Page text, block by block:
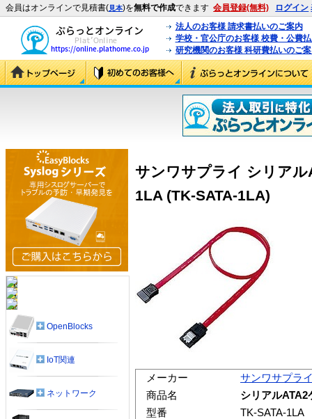
会員はオンラインで見積書(見本)を無料で作成できます 会員登録(無料) ログイン
法人のお客様 請求書払いのご案内
学校・官公庁のお客様 校費・公費
研究機関のお客様 科研費払いのご
サンワサプライ シリアル
1LA (TK-SATA-1LA)
メーカー
サンワサプラ
商品名
シリアル
型番
TK-SATA-1LA
OpenBlocks
IoT関連
ネットワーク